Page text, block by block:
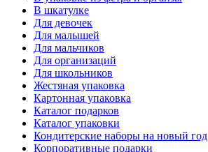
В шкатулке
Для девочек
Для малышей
Для мальчиков
Для организаций
Для школьников
Жестяная упаковка
Картонная упаковка
Каталог подарков
Каталог упаковки
Кондитерские наборы на новый год
Корпоративные подарки